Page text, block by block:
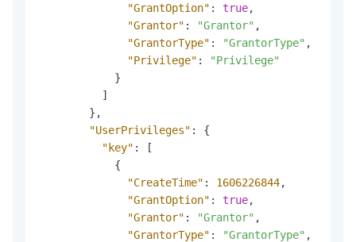
"GrantOption" : true,
"Grantor" : "Grantor" ,
"GrantorType" : "GrantorType" ,
"Privilege" :
"Privilege"
}
]
} ,
"UserPrivileges" :
{
"key" :
[
{
"CreateTime" : 1606226844,
"GrantOption" : true,
"Grantor" : "Grantor" ,
"GrantorType" : "GrantorType" ,